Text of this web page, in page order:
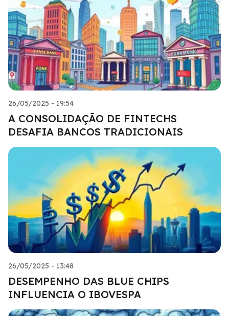
26/05/2025 - 19:54
A CONSOLIDAÇÃO DE FINTECHS
DESAFIA BANCOS TRADICIONAIS
26/05/2025 - 13:48
DESEMPENHO DAS BLUE CHIPS
INFLUENCIA O IBOVESPA